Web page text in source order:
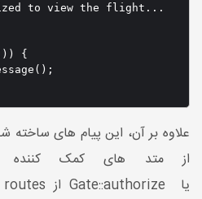
to view the flight...
{
علاوه بر آن، این پیام های ساخته